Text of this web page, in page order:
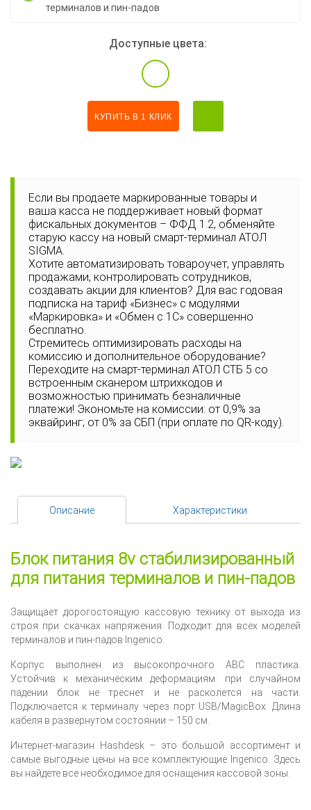
терминалов и пин-падов
Доступные цвета:
КУПИТЬ В 1 КЛИК
Если вы продаете маркированные товары и
ваша касса не поддерживает новый формат
фискальных документов – ФФД 1.2, обменяйте
старую кассу на новый смарт-терминал АТОЛ
SIGMA.
Хотите автоматизировать товароучет, управлять
продажами, контролировать сотрудников,
создавать акции для клиентов? Для вас годовая
подписка на тариф «Бизнес» с модулями
«Маркировка» и «Обмен с 1С» совершенно
бесплатно.
Стремитесь оптимизировать расходы на
комиссию и дополнительное оборудование?
Переходите на смарт-терминал АТОЛ СТБ 5 со
встроенным сканером штрихкодов и
возможностью принимать безналичные
платежи! Экономьте на комиссии: от 0,9% за
эквайринг; от 0% за СБП (при оплате по QR-коду).
Описание Характеристики
Блок питания 8v стабилизированный
для питания терминалов и пин-падов
Защищает дорогостоящую кассовую технику от выхода из
строя при скачках напряжения. Подходит для всех моделей
терминалов и пин-падов Ingenico.
Корпус выполнен из высокопрочного ABC пластика.
Устойчив к механическим деформациям: при случайном
падении блок не треснет и не расколется на части.
Подключается к терминалу через порт USB/MagicBox. Длина
кабеля в развернутом состоянии – 150 см.
Интернет-магазин Hashdesk – это большой ассортимент и
самые выгодные цены на все комплектующие Ingenico. Здесь
вы найдете все необходимое для оснащения кассовой зоны.